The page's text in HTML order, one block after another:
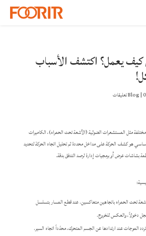
يعمل؟ اكتشف الأسباب
Blog|0 تعليقات
مثل المستشعرات الضوئية (الأشعة تحت الحمراء)، الكاميرات
هو كشف الحركة على مداخل محددة ثم تحليل اتجاه الحركة لتحديد
بشاشات عرض أو برمجيات إدارة لرصد التدفق بدقة.
تحت الحمراء باتجاهين متعاكسين. عند قطع المسار بتسلسل
دخولاً، والعكس للخروج.
الموجات عند ارتدادها عن الجسم المتحرك، محدّداً اتجاه السير.